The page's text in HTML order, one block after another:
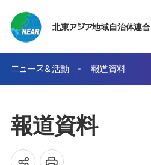
北東アジア地域自治体連合
ニュース＆活動 報道資料
報道資料